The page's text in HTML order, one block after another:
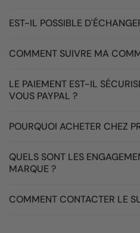
EST-IL POSSIBLE
COMMENT SUIVRE MA
LE PAIEMENT EST-IL
VOUS PAYPAL ?
POURQUOI ACHETER CHEZ
QUELS SONT LES
MARQUE ?
COMMENT CONTACTER LE